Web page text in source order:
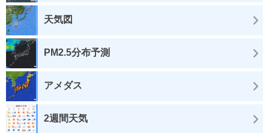
天気図
PM2.5分布予測
アメダス
2週間天気